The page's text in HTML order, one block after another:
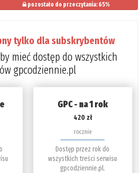
pozostało do przeczytania: 65%
tylko dla subskrybentów
mieć dostęp do wszystkich
gpcodziennie.pl
GPC - na 1 rok
420 zł
rocznie
Dostęp przez rok do
wszystkich treści serwisu
gpcodziennie.pl.